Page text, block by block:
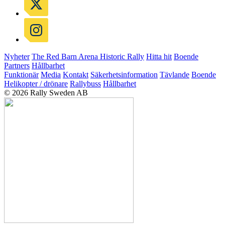
Nyheter The Red Barn Arena Historic Rally Hitta hit Boende
Partners Hållbarhet
Funktionär Media Kontakt Säkerhetsinformation Tävlande Boende
Helikopter / drönare Rallybuss Hållbarhet
© 2026 Rally Sweden AB